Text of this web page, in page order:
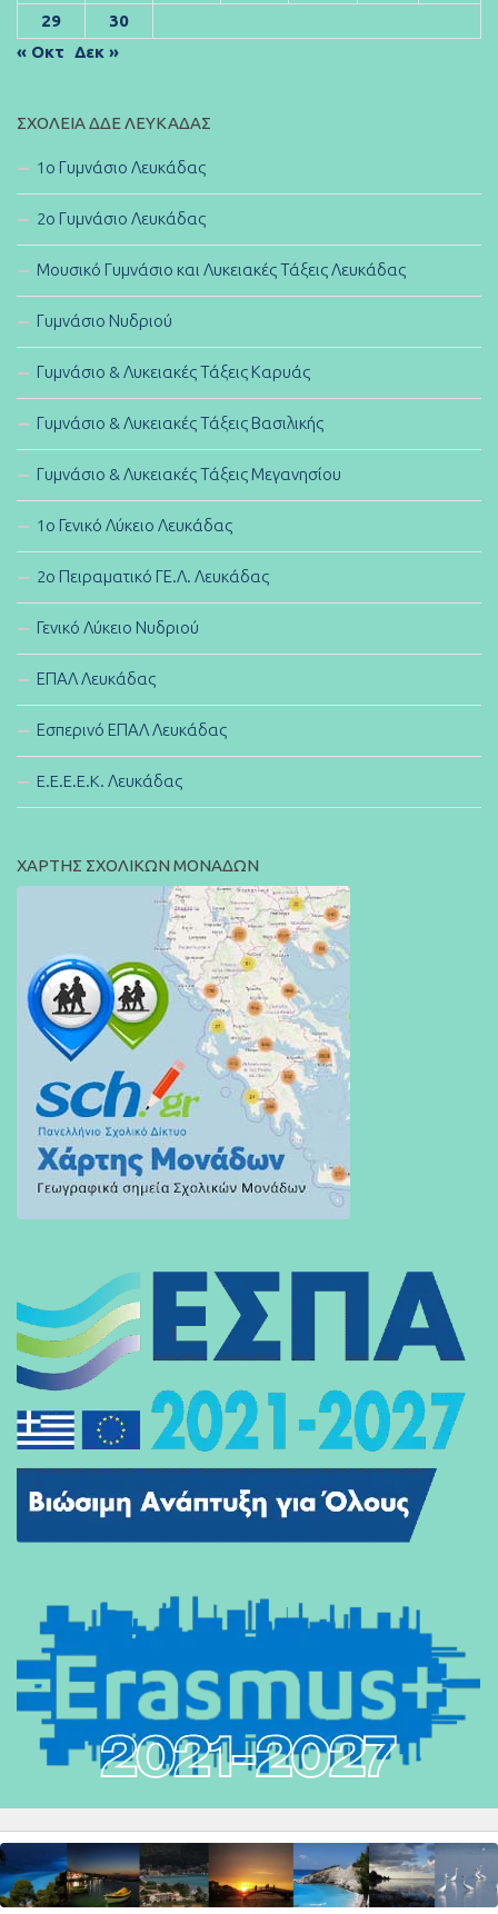
29
30
« Οκτ Δεκ »
ΣΧΟΛΕΊΑ ΔΔΕ ΛΕΥΚΆΔΑΣ
1ο Γυμνάσιο Λευκάδας
2ο Γυμνάσιο Λευκάδας
Μουσικό Γυμνάσιο και Λυκειακές Τάξεις Λευκάδας
Γυμνάσιο Νυδριού
Γυμνάσιο & Λυκειακές Τάξεις Καρυάς
Γυμνάσιο & Λυκειακές Τάξεις Βασιλικής
Γυμνάσιο & Λυκειακές Τάξεις Μεγανησίου
1ο Γενικό Λύκειο Λευκάδας
2ο Πειραματικό ΓΕ.Λ. Λευκάδας
Γενικό Λύκειο Νυδριού
ΕΠΑΛ Λευκάδας
Εσπερινό ΕΠΑΛ Λευκάδας
E.E.E.E.K. Λευκάδας
ΧΑΡΤΗΣ ΣΧΟΛΙΚΩΝ ΜΟΝΑΔΩΝ